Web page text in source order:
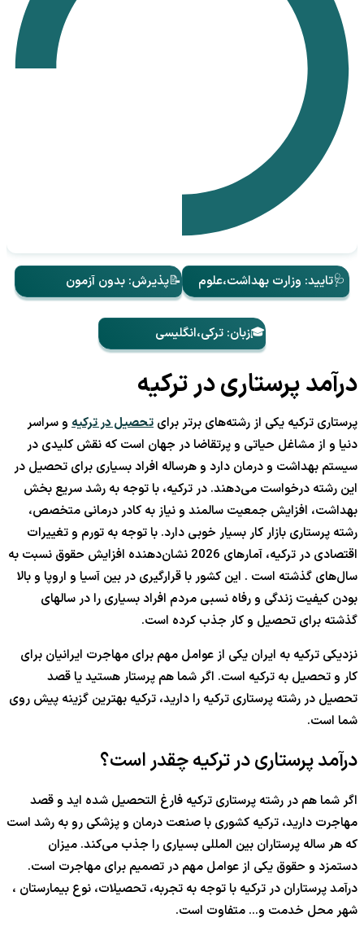
🩺تایید: وزارت بهداشت،علوم 📝پذیرش: بدون آزمون
🎓زبان: ترکی،انگلیسی
درآمد پرستاری در ترکیه
پرستاری ترکیه یکی از رشته‌های برتر برای تحصیل در ترکیه و سراسر
دنیا و از مشاغل حیاتی و پرتقاضا در جهان است که نقش کلیدی در
سیستم بهداشت و درمان دارد و هرساله افراد بسیاری برای تحصیل در
این رشته درخواست می‌دهند. در ترکیه، با توجه به رشد سریع بخش
بهداشت، افزایش جمعیت سالمند و نیاز به کادر درمانی متخصص،
رشته پرستاری بازار کار بسیار خوبی دارد. با توجه به تورم و تغییرات
اقتصادی در ترکیه، آمارهای 2026 نشان‌دهنده افزایش حقوق نسبت به
سال‌های گذشته است . این کشور با قرارگیری در بین آسیا و اروپا و بالا
بودن کیفیت زندگی و رفاه نسبی مردم افراد بسیاری را در سالهای
گذشته برای تحصیل و کار جذب کرده است.
نزدیکی ترکیه به ایران یکی از عوامل مهم برای مهاجرت ایرانیان برای
کار و تحصیل به ترکیه است. اگر شما هم پرستار هستید یا قصد
تحصیل در رشته پرستاری ترکیه را دارید، ترکیه بهترین گزینه پیش روی
شما است.
درآمد پرستاری در ترکیه چقدر است؟
اگر شما هم در رشته پرستاری ترکیه فارغ التحصیل شده اید و قصد
مهاجرت دارید، ترکیه کشوری با صنعت درمان و پزشکی رو به رشد است
که هر ساله پرستاران بین المللی بسیاری را جذب می‌کند. میزان
دستمزد و حقوق یکی از عوامل مهم در تصمیم برای مهاجرت است.
درآمد پرستاران در ترکیه با توجه به تجربه، تحصیلات، نوع بیمارستان ،
شهر محل خدمت و… متفاوت است.